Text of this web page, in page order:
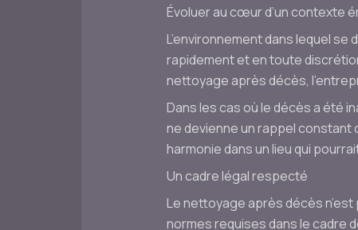
Évoluer au cœur d’un contexte
L’environnement dans lequel se
rapidement et en toute
nettoyage après décès,
Dans les cas où le décès a été
ne devienne un rappel constant
harmonie dans un lieu qui
Un cadre légal respecté
Le nettoyage après décès
normes requises dans le cadre